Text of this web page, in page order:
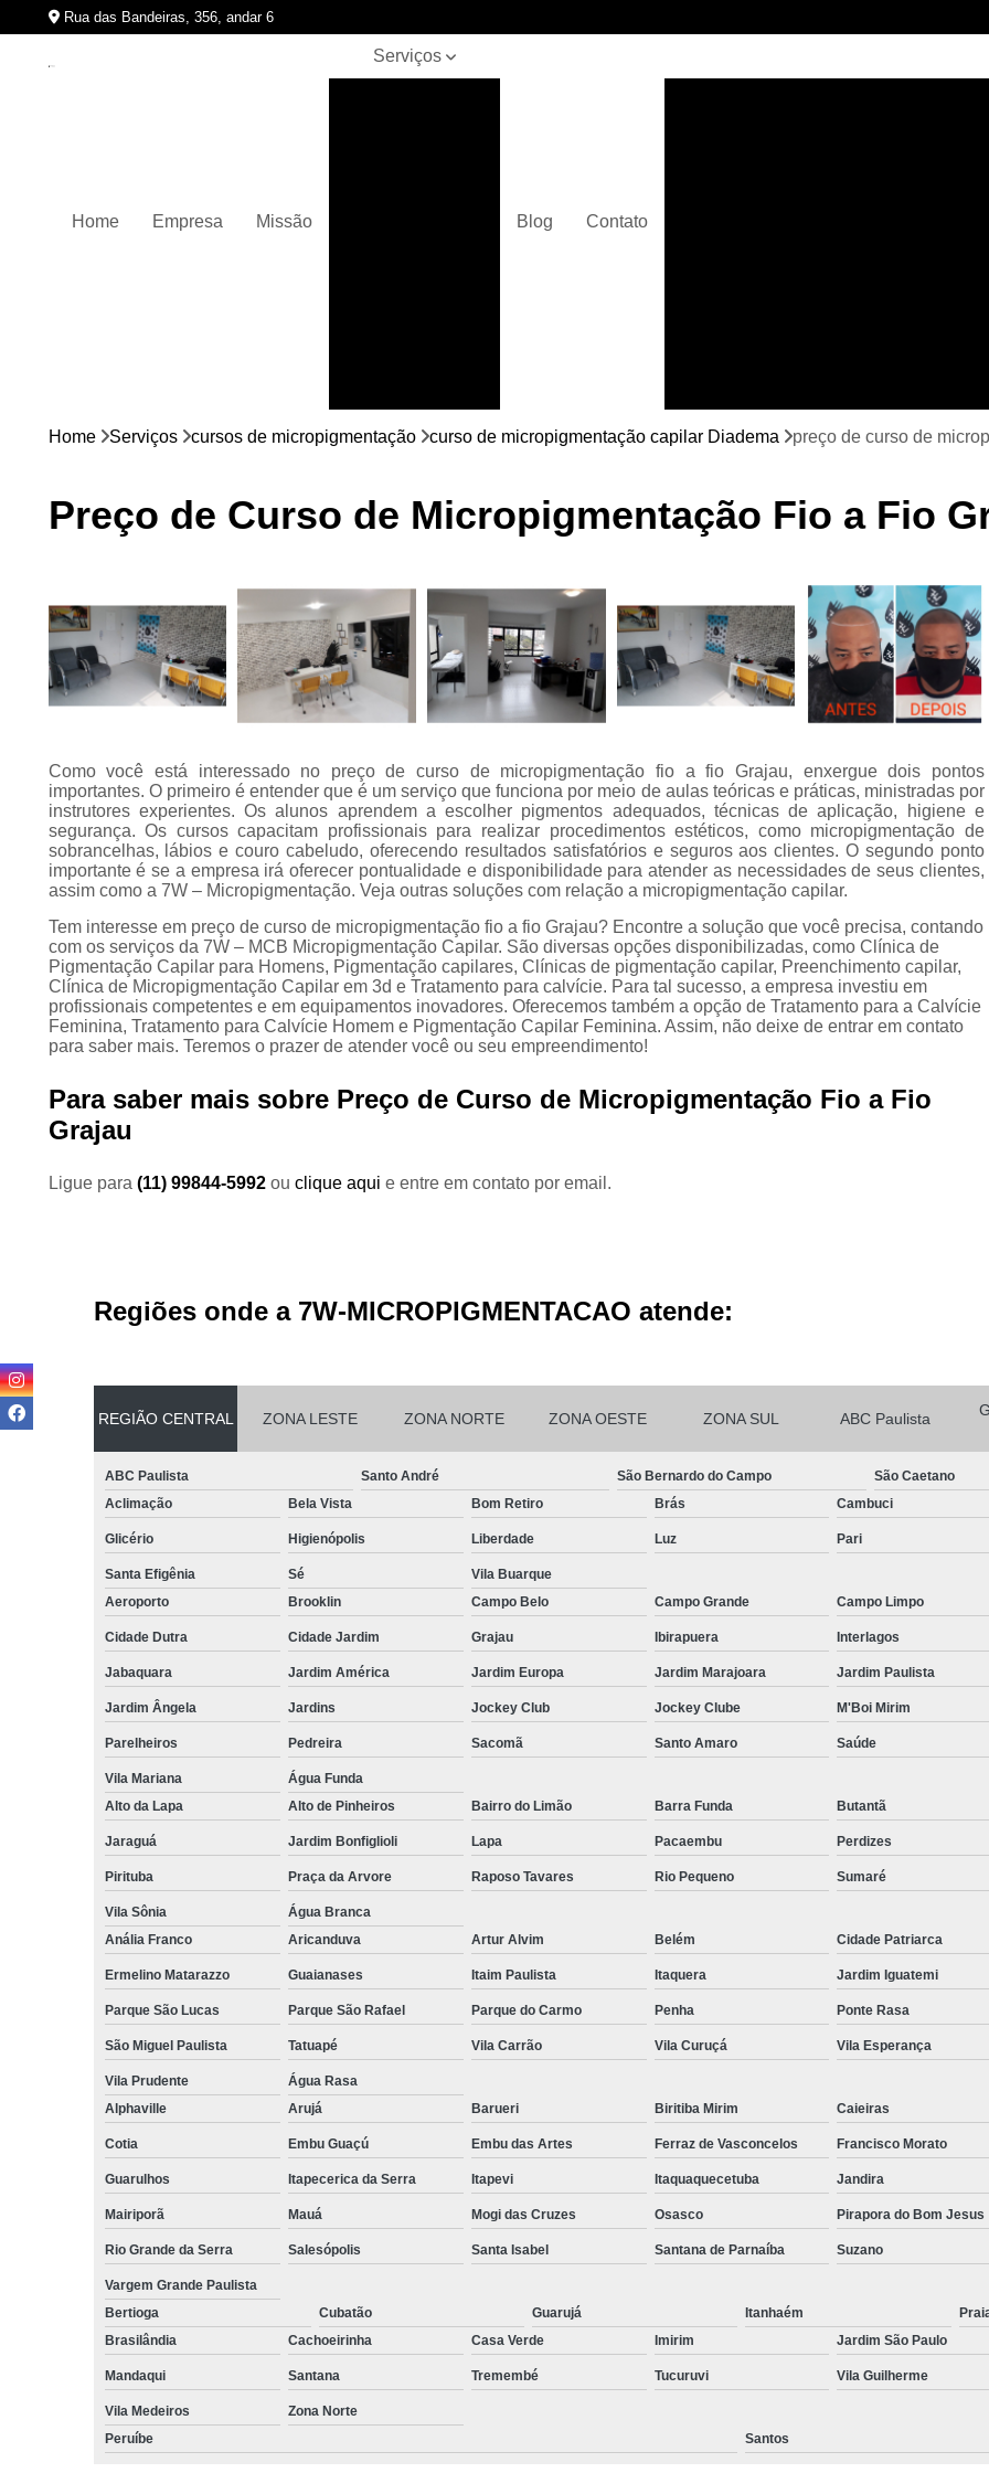
Rua das Bandeiras, 356, andar 6
Home Empresa Missão
Serviços
Preenchimento
calvície
Blog Contato
Curso de
Curso de
Curso de Micropigmentação Santo
Curso
Curso Presencial
Cursos de
Cursos de Micropigmentação de
Micropigmentação Capilar com
Micropigmentação Capilar em
Micropigmentação Capilar
Micropigmentação Capilar nas
Micropigmentação Capilar para
Micropigmentação Cabelo
Micropigmentação Cabelo
Micropigmentação
Micropigmentação Capilar
Micropigmentação
Micropigmentação de Barba São
Micropigmentação Fio a Fio Barba
Micropigmentação na Barba ABC
Nano Micropigmentação de Barba
Nano Pigmentação Cabelo Rio
Nano
Nano
Nano
Pigmentação Capilar 3d
Pigmentação Capilar em
Pigmentação de Cabelo
Pigmentação na Careca
Preenchimento Capilar Central
Preenchimento Capilar com
Preenchimento Capilar
Preenchimento Capilar na
Preenchimento Capilar
Tratamento para a Calvície
Tratamento para Calvície com
Tratamento para Calvície
Home Serviços cursos de micropigmentação curso de micropigmentação capilar Diadema preço de curso de
Preço de Curso de Micropigmentação Fio a Fio
Como você está interessado no preço de curso de micropigmentação fio a fio Grajau, enxergue dois pontos
importantes. O primeiro é entender que é um serviço que funciona por meio de aulas teóricas e práticas, ministradas por
instrutores experientes. Os alunos aprendem a escolher pigmentos adequados, técnicas de aplicação, higiene e
segurança. Os cursos capacitam profissionais para realizar procedimentos estéticos, como micropigmentação de
sobrancelhas, lábios e couro cabeludo, oferecendo resultados satisfatórios e seguros aos clientes. O segundo ponto
importante é se a empresa irá oferecer pontualidade e disponibilidade para atender as necessidades de seus clientes,
assim como a 7W – Micropigmentação. Veja outras soluções com relação a micropigmentação capilar.
Tem interesse em preço de curso de micropigmentação fio a fio Grajau? Encontre a solução que você precisa, contando
com os serviços da 7W – MCB Micropigmentação Capilar. São diversas opções disponibilizadas, como Clínica de
Pigmentação Capilar para Homens, Pigmentação capilares, Clínicas de pigmentação capilar, Preenchimento capilar,
Clínica de Micropigmentação Capilar em 3d e Tratamento para calvície. Para tal sucesso, a empresa investiu em
profissionais competentes e em equipamentos inovadores. Oferecemos também a opção de Tratamento para a Calvície
Feminina, Tratamento para Calvície Homem e Pigmentação Capilar Feminina. Assim, não deixe de entrar em contato
para saber mais. Teremos o prazer de atender você ou seu empreendimento!
Para saber mais sobre Preço de Curso de Micropigmentação Fio a Fio
Grajau
Ligue para (11) 99844-5992 ou clique aqui e entre em contato por email.
Regiões onde a 7W-MICROPIGMENTACAO atende:
REGIÃO CENTRAL ZONA LESTE ZONA NORTE ZONA OESTE ZONA SUL ABC Paulista
ABC Paulista Santo André São Bernardo do Campo São Caetano
Aclimação
Bela Vista Bom Retiro Brás Cambuci
Glicério Higienópolis Liberdade Luz Pari
Santa Efigênia Sé
Vila Buarque
Aeroporto
Brooklin Campo Belo Campo Grande Campo Limpo
Cidade Dutra Cidade Jardim Grajau Ibirapuera Interlagos
Jabaquara Jardim América Jardim Europa Jardim Marajoara Jardim Paulista
Jardim Ângela Jardins Jockey Club Jockey Clube M'Boi Mirim
Parelheiros Pedreira Sacomã Santo Amaro Saúde
Vila Mariana
Água Funda
Alto da Lapa
Alto de Pinheiros Bairro do Limão Barra Funda Butantã
Jaraguá Jardim Bonfiglioli Lapa Pacaembu Perdizes
Pirituba Praça da Arvore Raposo Tavares Rio Pequeno Sumaré
Vila Sônia
Água Branca
Anália Franco
Aricanduva Artur Alvim Belém Cidade Patriarca
Ermelino Matarazzo Guaianases Itaim Paulista Itaquera Jardim Iguatemi
Parque São Lucas Parque São Rafael Parque do Carmo Penha Ponte Rasa
São Miguel Paulista Tatuapé Vila Carrão Vila Curuçá Vila Esperança
Vila Prudente
Água Rasa
Alphaville
Arujá Barueri Biritiba Mirim Caieiras
Cotia Embu Guaçú Embu das Artes Ferraz de Vasconcelos Francisco Morato
Guarulhos Itapecerica da Serra Itapevi Itaquaquecetuba Jandira
Mairiporã Mauá Mogi das Cruzes Osasco Pirapora do Bom Jesus
Rio Grande da Serra Salesópolis Santa Isabel Santana de Parnaíba Suzano
Vargem Grande Paulista
Bertioga
Cubatão Guarujá Itanhaém
Brasilândia
Cachoeirinha Casa Verde Imirim Jardim São Paulo
Mandaqui Santana Tremembé Tucuruvi Vila Guilherme
Vila Medeiros
Zona Norte
Peruíbe
Santos